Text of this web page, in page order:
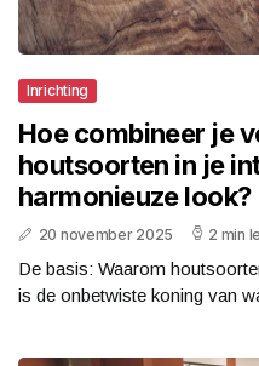
Inrichting
Hoe combineer je
houtsoorten in je
harmonieuze look?
20 november 2025 2 min
De basis: Waarom
is de onbetwiste koning van